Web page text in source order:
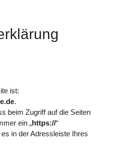
ist:
.
beim Zugriff auf die Seiten
ein „https://“
in der Adressleiste Ihres